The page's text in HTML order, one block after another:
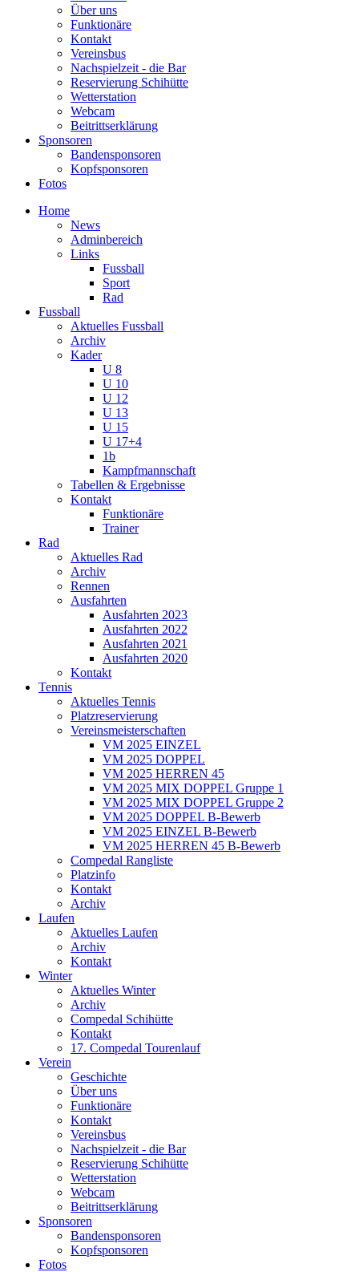
Über uns
Funktionäre
Kontakt
Vereinsbus
Nachspielzeit - die Bar
Reservierung Schihütte
Wetterstation
Webcam
Beitrittserklärung
Sponsoren
Bandensponsoren
Kopfsponsoren
Fotos
Home
News
Adminbereich
Links
Fussball
Sport
Rad
Fussball
Aktuelles Fussball
Archiv
Kader
U 8
U 10
U 12
U 13
U 15
U 17+4
1b
Kampfmannschaft
Tabellen & Ergebnisse
Kontakt
Funktionäre
Trainer
Rad
Aktuelles Rad
Archiv
Rennen
Ausfahrten
Ausfahrten 2023
Ausfahrten 2022
Ausfahrten 2021
Ausfahrten 2020
Kontakt
Tennis
Aktuelles Tennis
Platzreservierung
Vereinsmeisterschaften
VM 2025 EINZEL
VM 2025 DOPPEL
VM 2025 HERREN 45
VM 2025 MIX DOPPEL Gruppe 1
VM 2025 MIX DOPPEL Gruppe 2
VM 2025 DOPPEL B-Bewerb
VM 2025 EINZEL B-Bewerb
VM 2025 HERREN 45 B-Bewerb
Compedal Rangliste
Platzinfo
Kontakt
Archiv
Laufen
Aktuelles Laufen
Archiv
Kontakt
Winter
Aktuelles Winter
Archiv
Compedal Schihütte
Kontakt
17. Compedal Tourenlauf
Verein
Geschichte
Über uns
Funktionäre
Kontakt
Vereinsbus
Nachspielzeit - die Bar
Reservierung Schihütte
Wetterstation
Webcam
Beitrittserklärung
Sponsoren
Bandensponsoren
Kopfsponsoren
Fotos